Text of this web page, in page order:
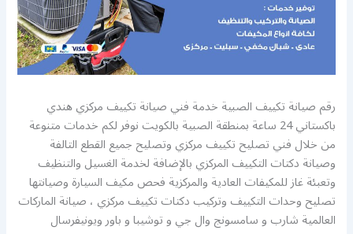
رقم صيانة تكييف الصبية خدمة فني صيانة تكييف مركزي هندي
باكستاني 24 ساعة بمنطقة الصبية بالكويت نوفر لكم خدمات متنوعة
من خلال فني تصليح تكييف مركزي وتصليح جميع القطع التالفة
وصيانة دكتات التكييف المركزي بالإضافة لخدمة الغسيل والتنظيف
وتعبئة غاز للمكيفات العادية والمركزية فحص مكيف السيارة وصيانتها
تصليح وحدات التكييف وتركيب دكتات تكييف مركزي ، صيانة الماركات
العالمية شارب و سامسونج وال جي و توشيبا و باور ويونيفرسال